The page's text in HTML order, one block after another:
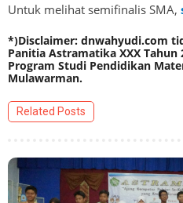
Untuk melihat semifinalis SMA,
*)Disclaimer: dnwahyudi.com
Panitia Astramatika XXX Tahun
Program Studi Pendidikan
Mulawarman.
Related Posts